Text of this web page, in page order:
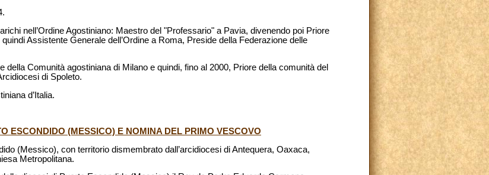
nell’Ordine Agostiniano: Maestro del "Professario" a Pavia, divenendo poi Priore
Assistente Generale dell’Ordine a Roma, Preside della Federazione delle
della Comunità agostiniana di Milano e quindi, fino al 2000, Priore della comunità del
di Spoleto.
d’Italia.
ESCONDIDO (MESSICO) E NOMINA DEL PRIMO VESCOVO
(Messico), con territorio dismembrato dall’arcidiocesi di Antequera, Oaxaca,
Metropolitana.